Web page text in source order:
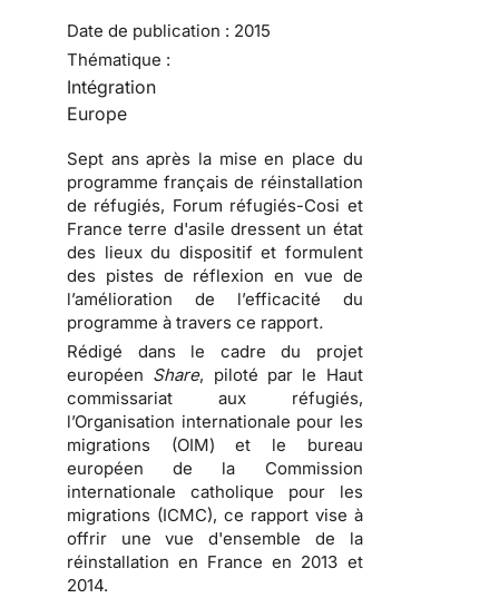
Date de publication : 2015
Thématique :
Intégration
Europe
Sept ans après la mise en place du
programme français de réinstallation
de réfugiés, Forum réfugiés-Cosi et
France terre d'asile dressent un état
des lieux du dispositif et formulent
des pistes de réflexion en vue de
l’amélioration de l’efficacité du
programme à travers ce rapport.
Rédigé dans le cadre du projet
européen Share, piloté par le Haut
commissariat aux réfugiés,
l’Organisation internationale pour les
migrations (OIM) et le bureau
européen de la Commission
internationale catholique pour les
migrations (ICMC), ce rapport vise à
offrir une vue d'ensemble de la
réinstallation en France en 2013 et
2014.